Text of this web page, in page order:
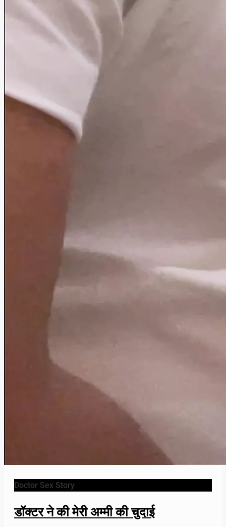
Doctor Sex Story
डॉक्टर ने की मेरी अम्मी की चुदाई